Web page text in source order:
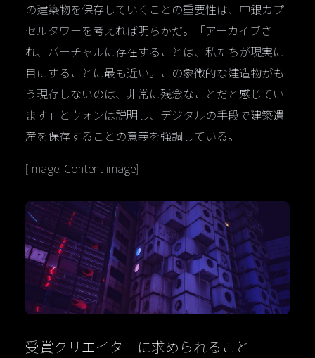
の建築物を保存していくことの重要性は、中銀カプ
セルタワーを考えれば明らかだ。「アーカイブさ
れ、バーチャルに存在することは、私たちが現実に
目にすることに最も近い。この象徴的な建造物がも
う現存しないのは、非常に残念なことだと感じてい
ます」とウォンは説明し、デジタルの手段で建築遺
産を保存することの意義を強調している。
[Image: Content image]
受賞クリエイターに求められること